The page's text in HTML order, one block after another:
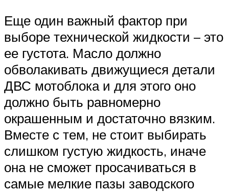
Еще один важный фактор при
выборе технической жидкости – это
ее густота. Масло должно
обволакивать движущиеся детали
ДВС мотоблока и для этого оно
должно быть равномерно
окрашенным и достаточно вязким.
Вместе с тем, не стоит выбирать
слишком густую жидкость, иначе
она не сможет просачиваться в
самые мелкие пазы заводского